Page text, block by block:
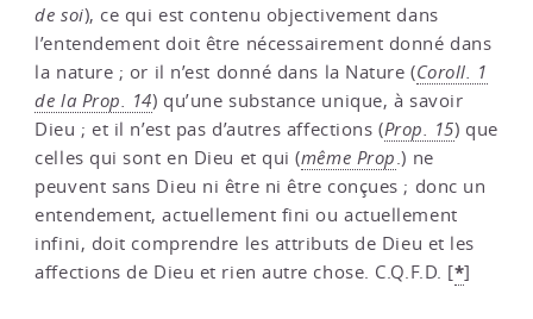
de soi), ce qui est contenu objectivement dans
l’entendement doit être nécessairement donné dans
la nature ; or il n’est donné dans la Nature (Coroll. 1
de la Prop. 14) qu’une substance unique, à savoir
Dieu ; et il n’est pas d’autres affections (Prop. 15) que
celles qui sont en Dieu et qui (même Prop.) ne
peuvent sans Dieu ni être ni être conçues ; donc un
entendement, actuellement fini ou actuellement
infini, doit comprendre les attributs de Dieu et les
affections de Dieu et rien autre chose. C.Q.F.D. [*]